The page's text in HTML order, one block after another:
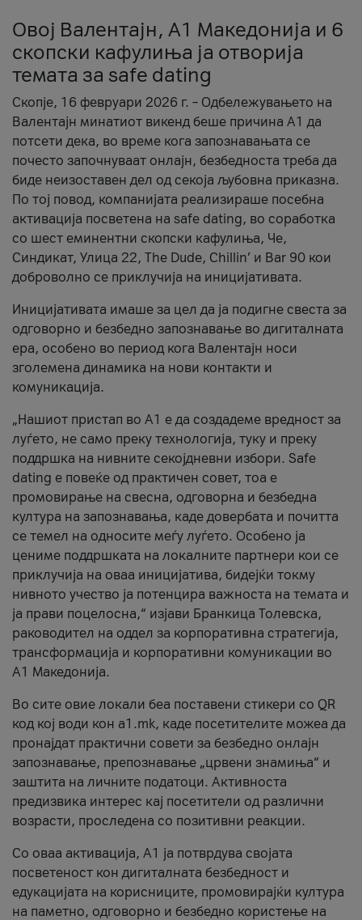
Овој Валентајн, A1 Македонија и 6
скопски кафулиња ја отворија
темата за safe dating
Скопје, 16 февруари 2026 г. – Одбележувањето на
Валентајн минатиот викенд беше причина А1 да
потсети дека, во време кога запознавањата се
почесто започнуваат онлајн, безбедноста треба да
биде неизоставен дел од секоја љубовна приказна.
По тој повод, компанијата реализираше посебна
активација посветена на safe dating, во соработка
со шест еминентни скопски кафулиња, Че,
Синдикат, Улица 22, The Dude, Chillin’ и Bar 90 кои
доброволно се приклучија на иницијативата.
Иницијативата имаше за цел да ја подигне свеста за
одговорно и безбедно запознавање во дигиталната
ера, особено во период кога Валентајн носи
зголемена динамика на нови контакти и
комуникација.
„Нашиот пристап во А1 е да создадеме вредност за
луѓето, не само преку технологија, туку и преку
поддршка на нивните секојдневни избори. Safe
dating е повеќе од практичен совет, тоа е
промовирање на свесна, одговорна и безбедна
култура на запознавања, каде довербата и почитта
се темел на односите меѓу луѓето. Особено ја
цениме поддршката на локалните партнери кои се
приклучија на оваа иницијатива, бидејќи токму
нивното учество ја потенцира важноста на темата и
ја прави поцелосна,“ изјави Бранкица Толевска,
раководител на оддел за корпоративна стратегија,
трансформација и корпоративни комуникации во
А1 Македонија.
Во сите овие локали беа поставени стикери со QR
код кој води кон a1.mk, каде посетителите можеа да
пронајдат практични совети за безбедно онлајн
запознавање, препознавање „црвени знамиња“ и
заштита на личните податоци. Активноста
предизвика интерес кај посетители од различни
возрасти, проследена со позитивни реакции.
Со оваа активација, А1 ја потврдува својата
посветеност кон дигиталната безбедност и
едукацијата на корисниците, промовирајќи култура
на паметно, одговорно и безбедно користење на